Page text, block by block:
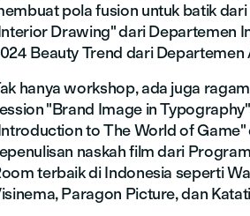
pola fusion untuk batik
Drawing" dari Departemen
Beauty Trend dari Departemen
hanya workshop, ada juga
"Brand Image in
to The World of
naskah film dari
terbaik di Indonesia seperti
Paragon Picture, dan